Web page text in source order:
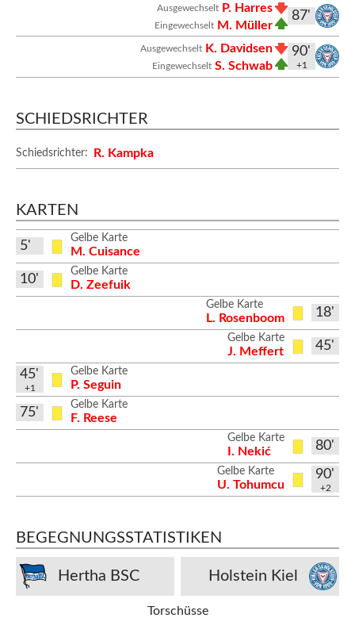
87'
Ausgewechselt P. Harres
Eingewechselt M. Müller
90'
+1
Ausgewechselt K. Davidsen
Eingewechselt S. Schwab
SCHIEDSRICHTER
Schiedsrichter: R. Kampka
KARTEN
Gelbe Karte
M. Cuisance
5'
Gelbe Karte
D. Zeefuik
10'
18'
Gelbe Karte
L. Rosenboom
45'
Gelbe Karte
J. Meffert
Gelbe Karte
P. Seguin
45'
+1
Gelbe Karte
F. Reese
75'
80'
Gelbe Karte
I. Nekić
90'
+2
Gelbe Karte
U. Tohumcu
BEGEGNUNGSSTATISTIKEN
Hertha BSC Holstein Kiel
Torschüsse